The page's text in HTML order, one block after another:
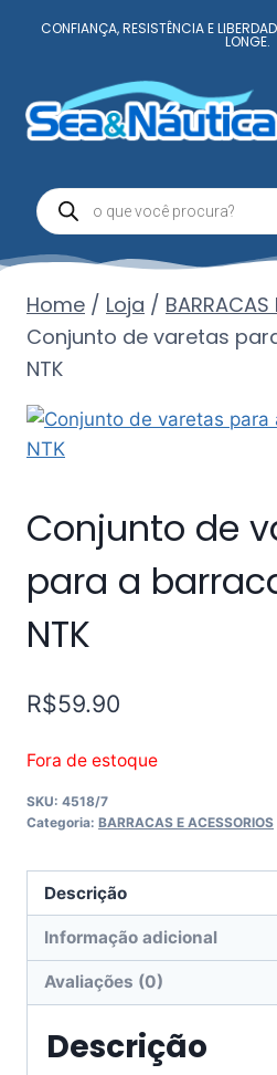
CONFIANÇA, RESISTÊNCIA E
LONGE.
Home / Loja / BARRACAS
Conjunto de varetas
NTK
Conjunto de
para a
NTK
R$59.90
Fora de estoque
SKU: 4518/7
Categoria: BARRACAS E ACESSORIOS
Descrição
Informação adicional
Avaliações (0)
Descrição